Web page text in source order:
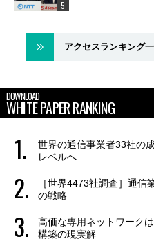
アクセスランキング
DOWNLOAD
WHITE PAPER RANKING
世界の通信事業者33社の
レベルへ
［世界4473社調査］通
の戦略
高価な専用ネットワーク
構築の現実解